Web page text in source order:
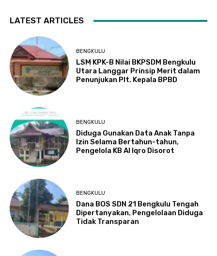
LATEST ARTICLES
BENGKULU
LSM KPK-B Nilai BKPSDM Bengkulu
Utara Langgar Prinsip Merit dalam
Penunjukan Plt. Kepala BPBD
BENGKULU
Diduga Gunakan Data Anak Tanpa
Izin Selama Bertahun-tahun,
Pengelola KB Al Iqro Disorot
BENGKULU
Dana BOS SDN 21 Bengkulu Tengah
Dipertanyakan, Pengelolaan Diduga
Tidak Transparan